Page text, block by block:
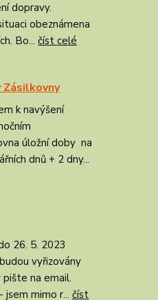
dopravy.
obeznámena
Bo... číst celé
Zásilkovny
k navýšení
úložní doby na
dnů + 2 dny...
26. 5. 2023
vyřizovány
na email.
mimo r... číst